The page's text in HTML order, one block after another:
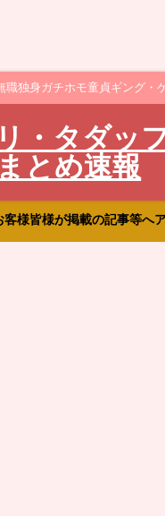
職独身ガチホモ童貞ギング・
・タダッ
とめ速報
客様皆様が掲載の記事等へ